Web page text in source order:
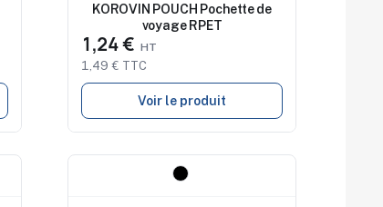
KOROVIN POUCH Pochette de
voyage RPET
1,24 €
1,49 € TTC
Voir le produit